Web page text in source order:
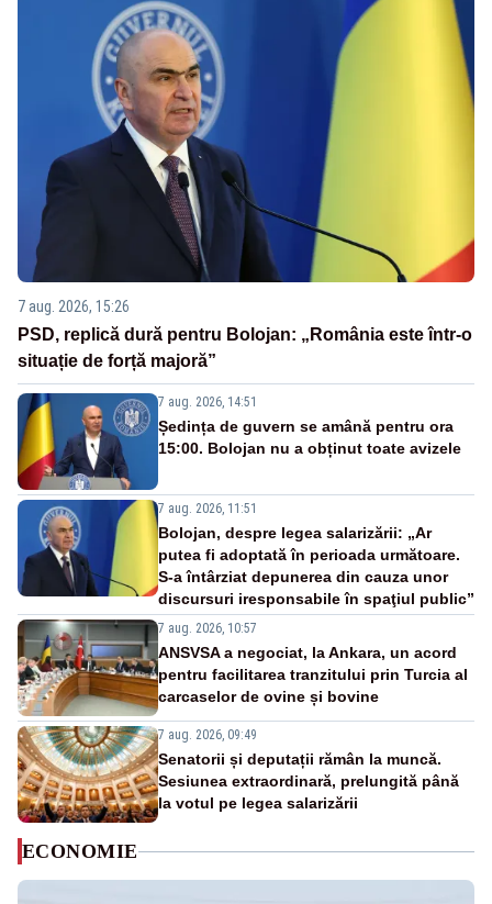
7 aug. 2026, 15:26
PSD, replică dură pentru Bolojan: „România este într-o
situație de forță majoră”
7 aug. 2026, 14:51
Ședința de guvern se amână pentru ora
15:00. Bolojan nu a obținut toate avizele
7 aug. 2026, 11:51
Bolojan, despre legea salarizării: „Ar
putea fi adoptată în perioada următoare.
S-a întârziat depunerea din cauza unor
discursuri iresponsabile în spaţiul public”
7 aug. 2026, 10:57
ANSVSA a negociat, la Ankara, un acord
pentru facilitarea tranzitului prin Turcia al
carcaselor de ovine și bovine
7 aug. 2026, 09:49
Senatorii și deputații rămân la muncă.
Sesiunea extraordinară, prelungită până
la votul pe legea salarizării
ECONOMIE